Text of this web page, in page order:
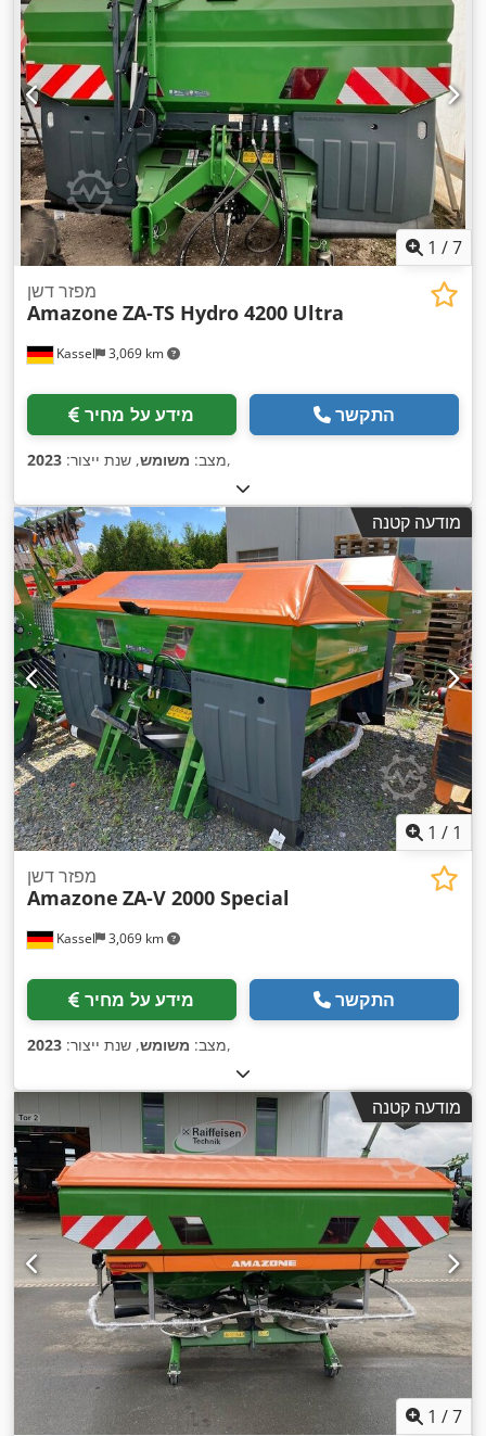
1 /7
Kassel 3,069 km
מפזר דשן
Amazone ZA-TS Hydro 4200 Ultra
מידע על מחיר התקשר
מצב: משומש, שנת ייצור: 2023 ,
מודעה קטנה
1 / 1
Kassel 3,069 km
מפזר דשן
Amazone ZA-V 2000 Special
מידע על מחיר התקשר
מצב: משומש, שנת ייצור: 2023 ,
מודעה קטנה
1 /7